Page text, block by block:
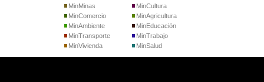
MinMinas
MinComercio
MinCultura
MinAgricultura
MinAmbiente
MinTransporte
MinVivienda
MinEducación
MinTrabajo
MinSalud